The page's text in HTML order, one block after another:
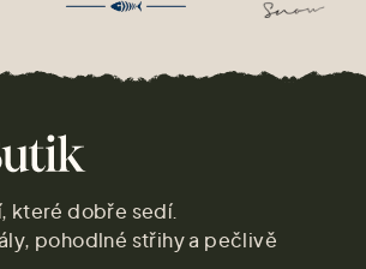
které dobře sedí.
pohodlné střihy a pečlivě